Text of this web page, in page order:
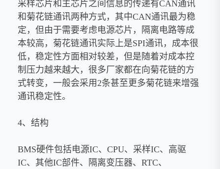
采样芯片和主芯片之间信息的传递有CAN通讯
和菊花链通讯两种方式，其中CAN通讯最为稳
定，但由于需要考虑电源芯片，隔离电路等成
本较高，菊花链通讯实际上是SPI通讯，成本很
低，稳定性方面相对较差，但是随着对成本控
制压力越来越大，很多厂家都在向菊花链的方
式转变，一般会采用2条甚至更多菊花链来增强
通讯稳定性。
4、结构
BMS硬件包括电源IC、CPU、采样IC、高驱
IC、其他IC部件、隔离变压器、RTC、